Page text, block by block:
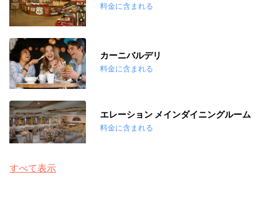
料金に含まれる
カーニバルデリ
料金に含まれる
エレーション メインダイニングルーム
料金に含まれる
すべて表示